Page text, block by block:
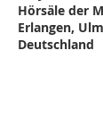
Hörsäle der
Erlangen,
Deutschland